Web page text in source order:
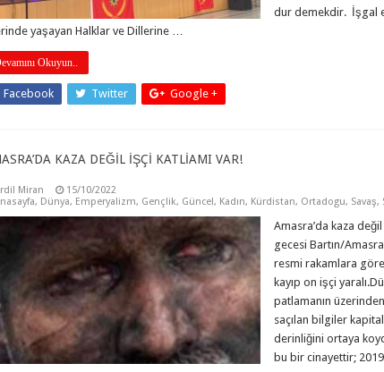
dur demekdir. İşgal
yaşayan Halklar ve Dillerine …
Okuyun..
Facebook Twitter Google +
KAZA DEĞİL İŞÇİ KATLİAMI VAR!
Miran
15/10/2022
, Dünya, Emperyalizm, Gençlik, Güncel, Kadın, Kürdistan, Ortadogu, Savaş,
Amasra’da kaza
gecesi Bartın/
resmi rakamlara
kayıp on işçi
patlamanın
saçılan bilgiler
derinliğini ortaya
bu bir cinayettir; 2019